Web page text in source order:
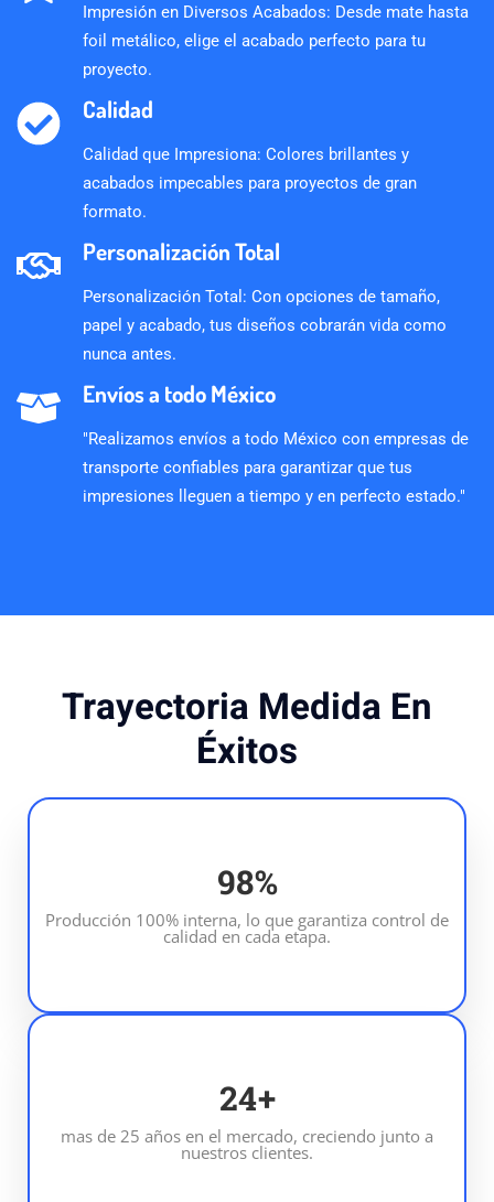
Impresión en Diversos Acabados: Desde mate hasta
foil metálico, elige el acabado perfecto para tu
proyecto.
Calidad
Calidad que Impresiona: Colores brillantes y
acabados impecables para proyectos de gran
formato.
Personalización Total
Personalización Total: Con opciones de tamaño,
papel y acabado, tus diseños cobrarán vida como
nunca antes.
Envíos a todo México
"Realizamos envíos a todo México con empresas de
transporte confiables para garantizar que tus
impresiones lleguen a tiempo y en perfecto estado."
Trayectoria Medida En
Éxitos
100%
Producción 100% interna, lo que garantiza control de
calidad en cada etapa.
25+
mas de 25 años en el mercado, creciendo junto a
nuestros clientes.